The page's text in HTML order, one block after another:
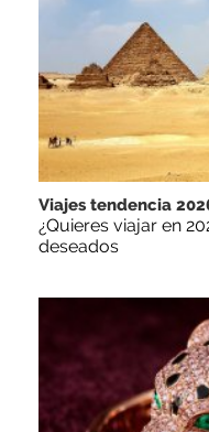
Viajes tendencia
¿Quieres viajar en
deseados